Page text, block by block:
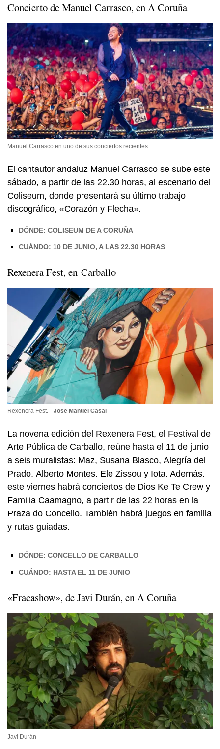
Concierto de Manuel Carrasco, en A Coruña
Manuel Carrasco en uno de sus conciertos recientes.
El cantautor andaluz Manuel Carrasco se sube este
sábado, a partir de las 22.30 horas, al escenario del
Coliseum, donde presentará su último trabajo
discográfico, «Corazón y Flecha».
DÓNDE: COLISEUM DE A CORUÑA
CUÁNDO: 10 DE JUNIO, A LAS 22.30 HORAS
Rexenera Fest, en Carballo
Rexenera Fest. Jose Manuel Casal
La novena edición del Rexenera Fest, el Festival de
Arte Pública de Carballo, reúne hasta el 11 de junio
a seis muralistas: Maz, Susana Blasco, Alegría del
Prado, Alberto Montes, Ele Zissou y Iota. Además,
este viernes habrá conciertos de Dios Ke Te Crew y
Familia Caamagno, a partir de las 22 horas en la
Praza do Concello. También habrá juegos en familia
y rutas guiadas.
DÓNDE: CONCELLO DE CARBALLO
CUÁNDO: HASTA EL 11 DE JUNIO
«Fracashow», de Javi Durán, en A Coruña
Javi Durán